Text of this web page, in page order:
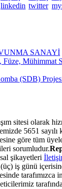
SANAYİ
Füze, Mühimmat
(SDB)
sitesi olarak
5651
göre tüm
sorumludur.
şikayetleri
iş günü
tarafımızca